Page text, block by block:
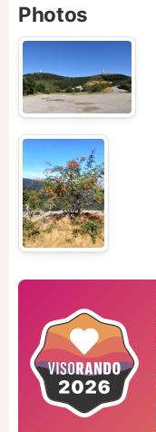
Photos